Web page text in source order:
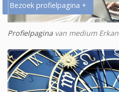
Bezoek profielpagina +
Profielpagina van medium Erkan